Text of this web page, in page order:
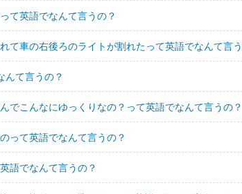
て英語でなんて言うの？
て車の右後ろのライトが割れたって英語でなんて言
んて言うの？
でこんなにゆっくりなの？って英語でなんて言うの？
って英語でなんて言うの？
語でなんて言うの？